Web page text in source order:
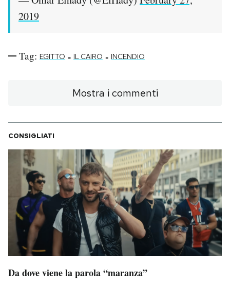
2019
Tag: EGITTO - IL CAIRO - INCENDIO
Mostra i commenti
CONSIGLIATI
Da dove viene la parola “maranza”